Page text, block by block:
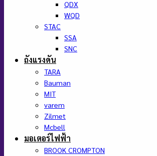
QDX
WQD
STAC
SSA
SNC
ถังแรงดัน
TARA
Bauman
MIT
varem
Zilmet
Mcbell
มอเตอร์ไฟฟ้า
BROOK CROMPTON